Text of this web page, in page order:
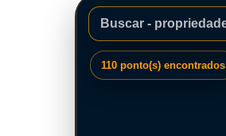
110 ponto(s) encontrados